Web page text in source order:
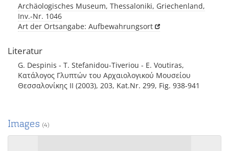
Archäologisches Museum, Thessaloniki, Griechenland,
Inv.-Nr. 1046
Art der Ortsangabe: Aufbewahrungsort
Literatur
G. Despinis - T. Stefanidou-Tiveriou - E. Voutiras,
Κατάλογος Γλυπτών του Αρχαιολογικού Μουσείου
Θεσσαλονίκης II (2003), 203, Kat.Nr. 299, Fig. 938-941
Images (4)